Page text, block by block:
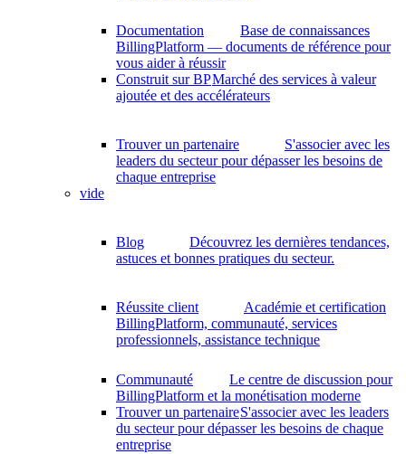
Documentation
Base de connaissances
BillingPlatform — documents de référence pour
vous aider à réussir
Construit sur BPMarché des services à valeur
ajoutée et des accélérateurs
Trouver un partenaire
S'associer avec les
leaders du secteur pour dépasser les besoins de
chaque entreprise
vide
Blog
Découvrez les dernières tendances,
astuces et bonnes pratiques du secteur.
Réussite client
Académie et certification
BillingPlatform, communauté, services
professionnels, assistance technique
Communauté
Le centre de discussion pour
BillingPlatform et la monétisation moderne
Trouver un partenaireS'associer avec les leaders
du secteur pour dépasser les besoins de chaque
entreprise